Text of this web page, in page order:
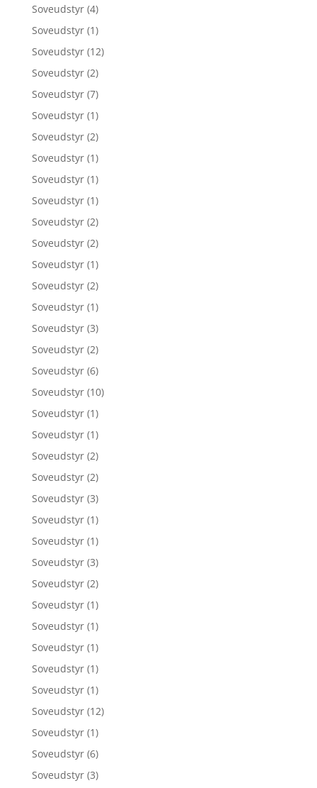
Soveudstyr (4)
Soveudstyr (1)
Soveudstyr (12)
Soveudstyr (2)
Soveudstyr (7)
Soveudstyr (1)
Soveudstyr (2)
Soveudstyr (1)
Soveudstyr (1)
Soveudstyr (1)
Soveudstyr (2)
Soveudstyr (2)
Soveudstyr (1)
Soveudstyr (2)
Soveudstyr (1)
Soveudstyr (3)
Soveudstyr (2)
Soveudstyr (6)
Soveudstyr (10)
Soveudstyr (1)
Soveudstyr (1)
Soveudstyr (2)
Soveudstyr (2)
Soveudstyr (3)
Soveudstyr (1)
Soveudstyr (1)
Soveudstyr (3)
Soveudstyr (2)
Soveudstyr (1)
Soveudstyr (1)
Soveudstyr (1)
Soveudstyr (1)
Soveudstyr (1)
Soveudstyr (12)
Soveudstyr (1)
Soveudstyr (6)
Soveudstyr (3)